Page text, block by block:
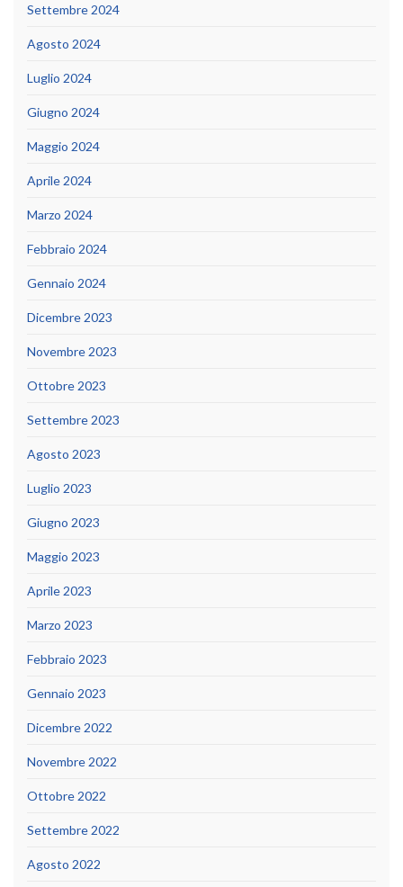
Settembre 2024
Agosto 2024
Luglio 2024
Giugno 2024
Maggio 2024
Aprile 2024
Marzo 2024
Febbraio 2024
Gennaio 2024
Dicembre 2023
Novembre 2023
Ottobre 2023
Settembre 2023
Agosto 2023
Luglio 2023
Giugno 2023
Maggio 2023
Aprile 2023
Marzo 2023
Febbraio 2023
Gennaio 2023
Dicembre 2022
Novembre 2022
Ottobre 2022
Settembre 2022
Agosto 2022